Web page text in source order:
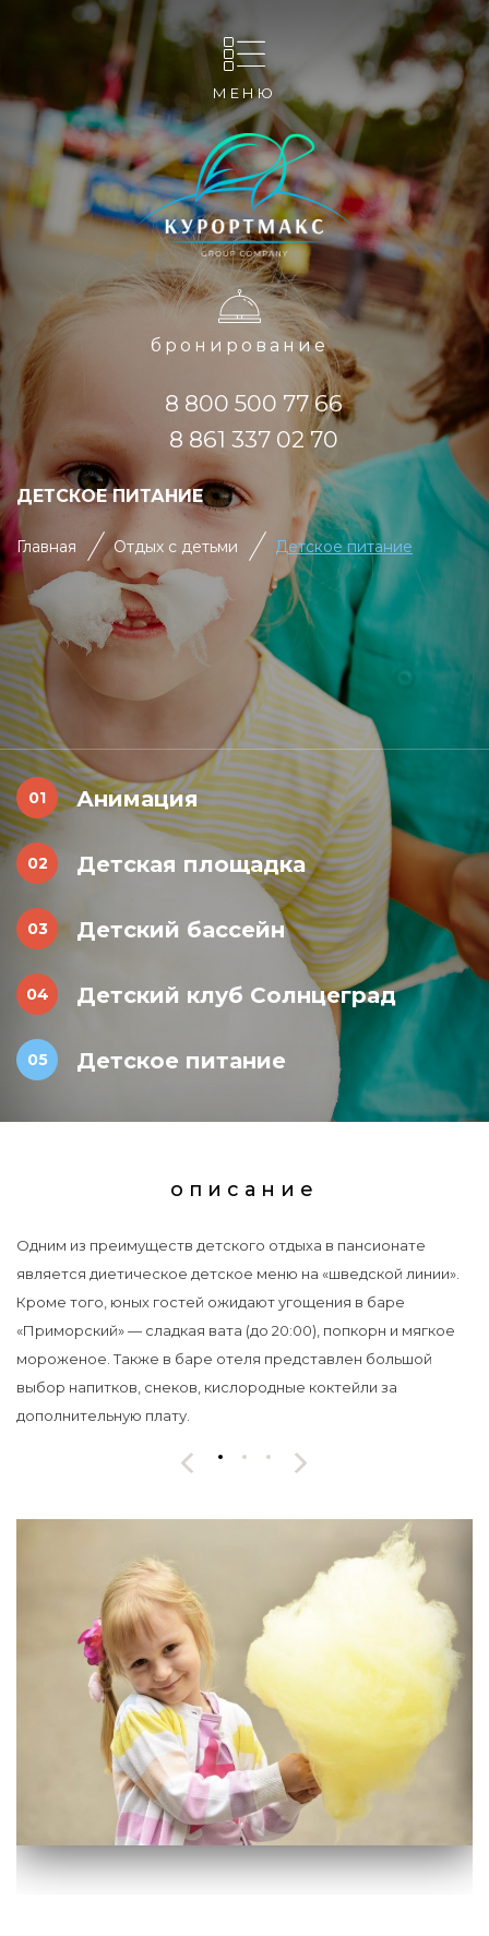
МЕНЮ
бронирование
8 800 500 77 66
8 861 337 02 70
ДЕТСКОЕ ПИТАНИЕ
Главная Отдых с детьми Детское питание
Анимация
Детская площадка
Детский бассейн
Детский клуб Солнцеград
Детское питание
описание
Одним из преимуществ детского отдыха в пансионате
является диетическое детское меню на «шведской линии».
Кроме того, юных гостей ожидают угощения в баре
«Приморский» — сладкая вата (до 20:00), попкорн и мягкое
мороженое. Также в баре отеля представлен большой
выбор напитков, снеков, кислородные коктейли за
дополнительную плату.